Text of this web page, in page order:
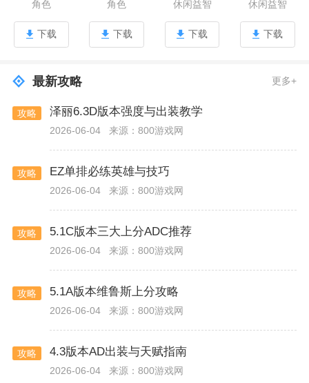
角色
下载
角色
下载
休闲益智
下载
休闲益智
下载
最新攻略 更多+
攻略 泽丽6.3D版本强度与出装教学
2026-06-04 来源：800游戏网
攻略 EZ单排必练英雄与技巧
2026-06-04 来源：800游戏网
攻略 5.1C版本三大上分ADC推荐
2026-06-04 来源：800游戏网
攻略 5.1A版本维鲁斯上分攻略
2026-06-04 来源：800游戏网
攻略 4.3版本AD出装与天赋指南
2026-06-04 来源：800游戏网